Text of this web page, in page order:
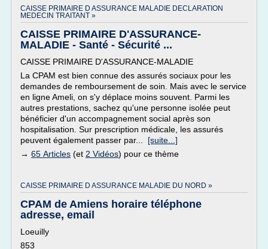
CAISSE PRIMAIRE D ASSURANCE MALADIE DECLARATION
MEDECIN TRAITANT »
CAISSE PRIMAIRE D'ASSURANCE-
MALADIE - Santé - Sécurité ...
CAISSE PRIMAIRE D'ASSURANCE-MALADIE
La CPAM est bien connue des assurés sociaux pour les
demandes de remboursement de soin. Mais avec le service
en ligne Ameli, on s'y déplace moins souvent. Parmi les
autres prestations, sachez qu'une personne isolée peut
bénéficier d'un accompagnement social après son
hospitalisation. Sur prescription médicale, les assurés
peuvent également passer par... [suite...]
→ 65 Articles (et 2 Vidéos) pour ce thème
CAISSE PRIMAIRE D ASSURANCE MALADIE DU NORD »
CPAM de Amiens horaire téléphone
adresse, email
Loeuilly
853